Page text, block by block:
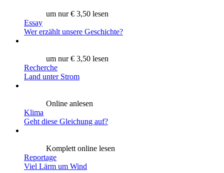
um nur € 3,50 lesen
Essay
Wer erzählt unsere Geschichte?
um nur € 3,50 lesen
Recherche
Land unter Strom
Online anlesen
Klima
Geht diese Gleichung auf?
Komplett online lesen
Reportage
Viel Lärm um Wind